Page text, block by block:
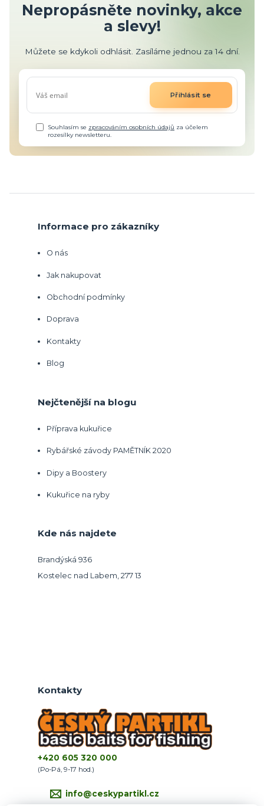
Nepropásněte novinky, akce
a slevy!
Můžete se kdykoli odhlásit. Zasíláme jednou za 14 dní.
Přihlásit se
Souhlasím se zpracováním osobních údajů za účelem
rozesílky newsletteru.
Informace pro zákazníky
O nás
Jak nakupovat
Obchodní podmínky
Doprava
Kontakty
Blog
Nejčtenější na blogu
Příprava kukuřice
Rybářské závody PAMĚTNÍK 2020
Dipy a Boostery
Kukuřice na ryby
Kde nás najdete
Brandýská 936
Kostelec nad Labem, 277 13
Kontakty
+420 605 320 000
(Po-Pá, 9-17 hod.)
info@ceskypartikl.cz